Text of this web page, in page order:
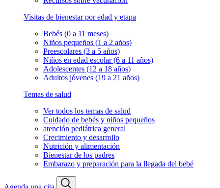
Visitas de bienestar por edad y etapa
Bebés (0 a 11 meses)
Niños pequeños (1 a 2 años)
Preescolares (3 a 5 años)
Niños en edad escolar (6 a 11 años)
Adolescentes (12 a 18 años)
Adultos jóvenes (19 a 21 años)
Temas de salud
Ver todos los temas de salud
Cuidado de bebés y niños pequeños
atención pediátrica general
Crecimiento y desarrollo
Nutrición y alimentación
Bienestar de los padres
Embarazo y preparación para la llegada del bebé